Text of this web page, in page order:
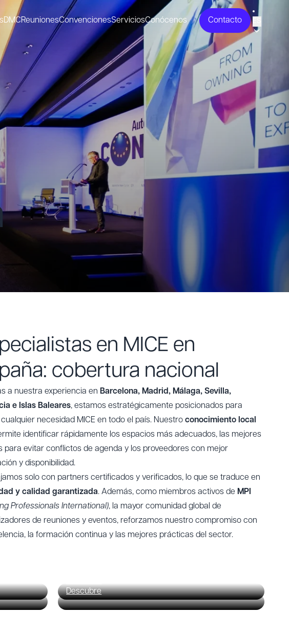
DMCReunionesConvencionesServiciosConócenos Contacto
en MICE en
cobertura nacional
a nuestra experiencia en Barcelona, Madrid, Málaga, Sevilla,
e Islas Baleares, estamos estratégicamente posicionados para
necesidad MICE en todo el país. Nuestro conocimiento local
identificar rápidamente los espacios más adecuados, las mejores
para evitar conflictos de agenda y los proveedores con mejor
y disponibilidad.
solo con partners certificados y verificados, lo que se traduce en
y calidad garantizada. Además, como miembros activos de MPI
Professionals International), la mayor comunidad global de
de reuniones y eventos, reforzamos nuestro compromiso con
la formación continua y las mejores prácticas del sector.
Descubre